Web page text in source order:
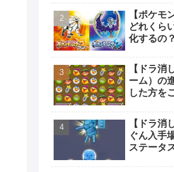
【ポケモ
どれくら
化するの
【ドラ消
ーム）の
した方を
【ドラ消
ぐん入手
ステータ